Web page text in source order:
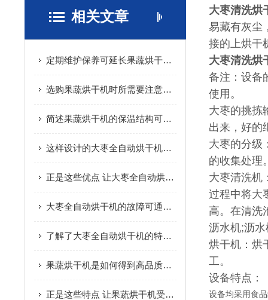
相关文章
定期维护保养可延长果蔬烘干机的使用寿命
选购果蔬烘干机时所需要注意的重要事项介绍
简述果蔬烘干机的保温结构可选方式
这样设计的大枣全自动烘干机保证了大枣的固有品质
正是这些优点 让大枣全自动烘干机广受欢迎
大枣全自动烘干机的故障可通过以下方法综合分析
了解了大枣全自动烘干机的特点才能更好的使用它
果蔬烘干机是如何得到高品质脱水果蔬的呢？进来看
正是这些特点 让果蔬烘干机受到大家的欢迎
大枣清洗烘
易藏有灰尘
接的上烘干
大枣清洗烘
备注：设备
使用。
大枣的挑拣
出来，好的
大枣的分级
的收集处理
大枣清洗机
过程中将大
高。在清洗
沥水机;沥
烘干机：烘
工。
设备特点：
设备均采用食